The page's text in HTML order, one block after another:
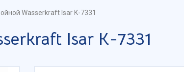
Wasserkraft Isar K-7331
Isar K-7331